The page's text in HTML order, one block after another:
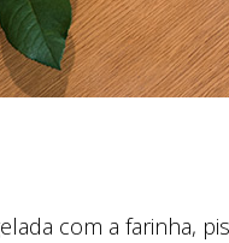
com a farinha,